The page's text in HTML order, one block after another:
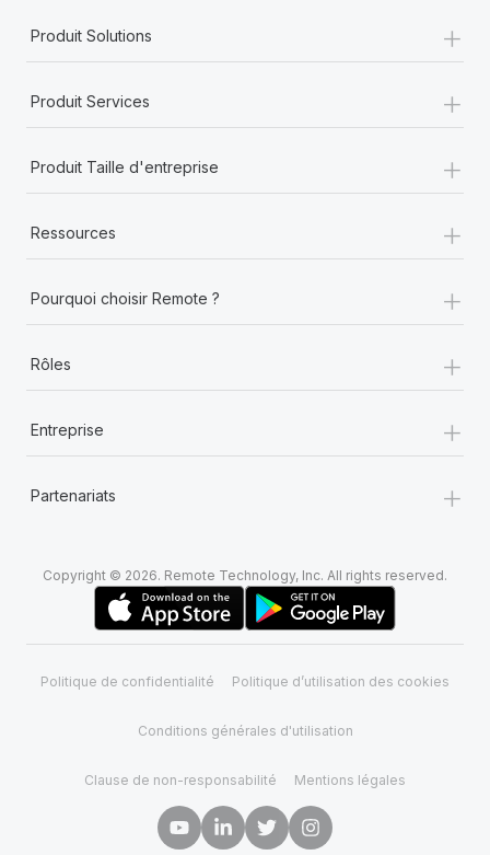
Produit Solutions +
Produit Services +
Produit Taille d'entreprise +
Ressources +
Pourquoi choisir Remote ? +
Rôles +
Entreprise +
Partenariats +
Copyright © 2026. Remote Technology, Inc. All rights reserved.
Politique de confidentialité Politique d’utilisation des cookies
Conditions générales d'utilisation
Clause de non-responsabilité Mentions légales